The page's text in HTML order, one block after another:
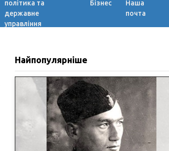
політика та
державне
управління
Бізнес
Наша
почта
Найпопулярніше